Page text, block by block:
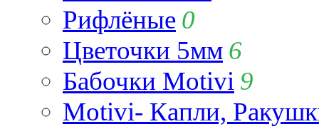
Рифлёные 0
Цветочки 5мм 6
Бабочки Motivi 9
Motivi- Капли,